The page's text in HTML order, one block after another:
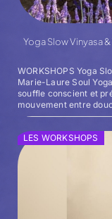
Yoga Slow Vinyasa
WORKSHOPS Yoga
Marie-Laure Soul
souffle conscient et
mouvement entre
LES WORKSHOPS